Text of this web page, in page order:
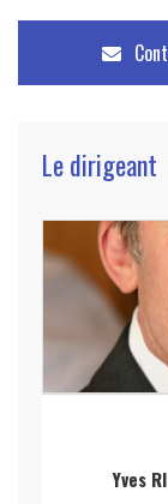
Le dirigeant
Yves